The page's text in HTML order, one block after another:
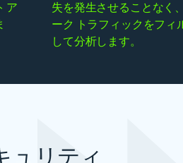
ア
失を発生させることなく
ーク トラフィックをフィ
して分析します。
ュリティ